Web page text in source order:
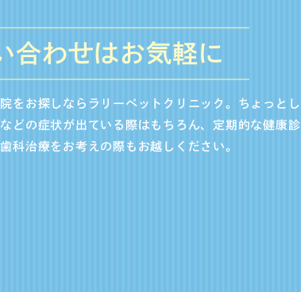
合わせはお気軽に
をお探しならラリーペットクリニック。ちょっとし
どの症状が出ている際はもちろん、定期的な健康診
科治療をお考えの際もお越しください。